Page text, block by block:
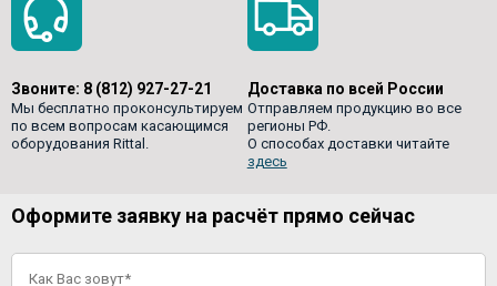
Звоните: 8 (812) 927-27-21
Мы бесплатно проконсультируем
по всем вопросам касающимся
оборудования Rittal.
Доставка по всей России
Отправляем продукцию во все
регионы РФ.
О способах доставки читайте
здесь
Оформите заявку на расчёт прямо сейчас